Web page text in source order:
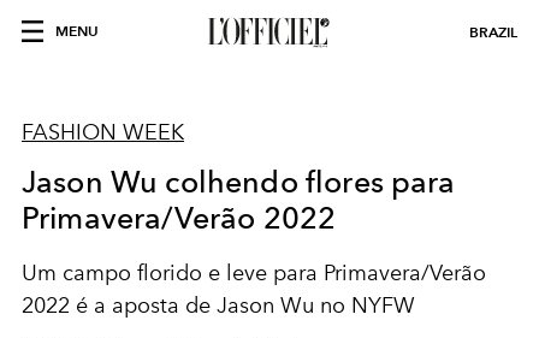
MENU BRAZIL
FASHION WEEK
Jason Wu colhendo flores para
Primavera/Verão 2022
Um campo florido e leve para Primavera/Verão
2022 é a aposta de Jason Wu no NYFW